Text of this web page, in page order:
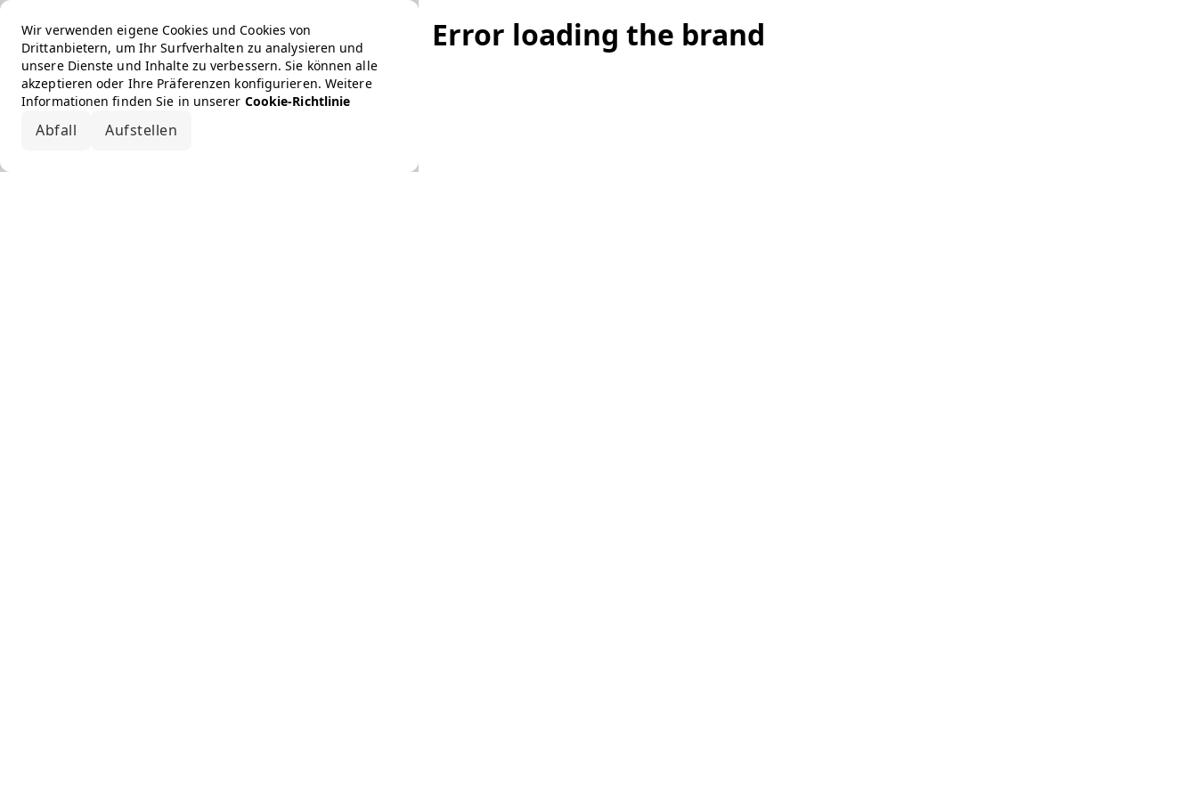
Wir verwenden eigene Cookies und Cookies von
Drittanbietern, um Ihr Surfverhalten zu analysieren und
unsere Dienste und Inhalte zu verbessern. Sie können alle
akzeptieren oder Ihre Präferenzen konfigurieren. Weitere
Informationen finden Sie in unserer Cookie-Richtlinie
Abfall Aufstellen
Error loading the brand